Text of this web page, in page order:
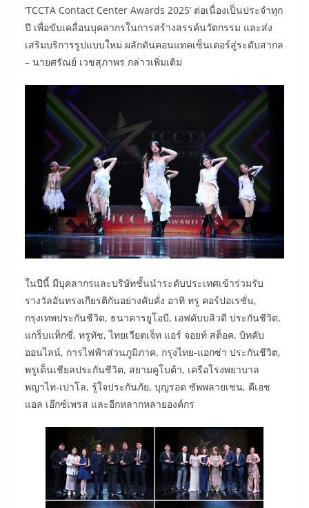
‘TCCTA Contact Center Awards 2025’ ต่อเนื่องเป็นประจำทุก
ปี เพื่อขับเคลื่อนบุคลากรในการสร้างสรรค์นวัตกรรม และส่ง
เสริมบริการรูปแบบใหม่ ผลักดันคอนแทคเซ็นเตอร์สู่ระดับสากล
– นายศรัณย์ เวชสุภาพร กล่าวเพิ่มเติม
ในปีนี้ มีบุคลากรและบริษัทชั้นนำระดับประเทศเข้าร่วมรับ
รางวัลอันทรงเกียรติกันอย่างคับคั่ง อาทิ ทรู คอร์ปอเรชั่น,
กรุงเทพประกันชีวิต, ธนาคารยูโอบี, เอฟดับบลิวดี ประกันชีวิต,
แกร็บแท็กซี่, ทรูทัช, ไทยเวียตเจ็ท แอร์ จอยท์ สต็อค, บิทคับ
ออนไลน์, การไฟฟ้าส่วนภูมิภาค, กรุงไทย-แอกซ่า ประกันชีวิต,
พรูเด็นเชียลประกันชีวิต, สยามคูโบต้า, เครือโรงพยาบาล
พญาไท-เปาโล, รู้ใจประกันภัย, บุญรอด ซัพพลายเชน, ดีเอช
แอล เอ๊กซ์เพรส และอีกหลากหลายองค์กร